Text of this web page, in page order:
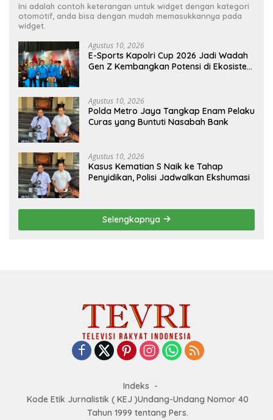
Ini adalah contoh keterangan untuk widget dengan kategori
otomotif, anda bisa dengan mudah memasukkannya pada
widget.
Agustus 10, 2026
E-Sports Kapolri Cup 2026 Jadi Wadah
Gen Z Kembangkan Potensi di Ekosistem
Agustus 10, 2026
Polda Metro Jaya Tangkap Enam Pelaku
Curas yang Buntuti Nasabah Bank
Agustus 10, 2026
Kasus Kematian S Naik ke Tahap
Penyidikan, Polisi Jadwalkan Ekshumasi
Selengkapnya
Indeks
Kode Etik Jurnalistik ( KEJ )Undang-Undang Nomor 40
Tahun 1999 tentang Pers.